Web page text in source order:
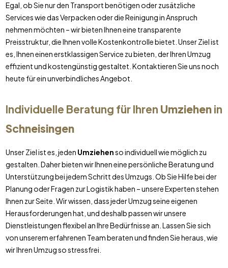
Egal, ob Sie nur den Transport benötigen oder zusätzliche
Services wie das Verpacken oder die Reinigung in Anspruch
nehmen möchten – wir bieten Ihnen eine transparente
Preisstruktur, die Ihnen volle Kostenkontrolle bietet. Unser Ziel ist
es, Ihnen einen erstklassigen Service zu bieten, der Ihren Umzug
effizient und kostengünstig gestaltet. Kontaktieren Sie uns noch
heute für ein unverbindliches Angebot.
Individuelle Beratung für Ihren Umziehenin
Schneisingen
Unser Ziel ist es, jeden Umziehenso individuell wie möglich zu
gestalten. Daher bieten wir Ihnen eine persönliche Beratung und
Unterstützung bei jedem Schritt des Umzugs. Ob Sie Hilfe bei der
Planung oder Fragen zur Logistik haben – unsere Experten stehen
Ihnen zur Seite. Wir wissen, dass jeder Umzug seine eigenen
Herausforderungen hat, und deshalb passen wir unsere
Dienstleistungen flexibel an Ihre Bedürfnisse an. Lassen Sie sich
von unserem erfahrenen Team beraten und finden Sie heraus, wie
wir Ihren Umzug so stressfrei.